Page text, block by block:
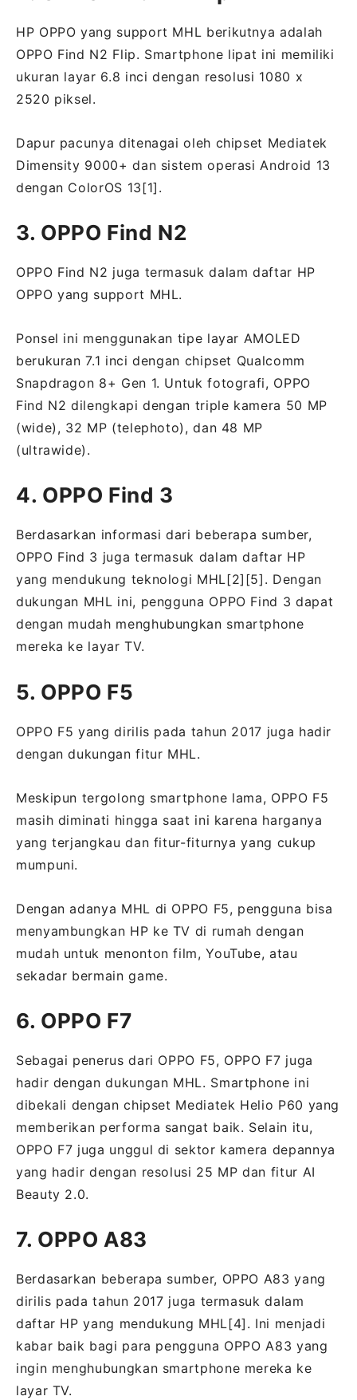
HP OPPO yang support MHL berikutnya adalah
OPPO Find N2 Flip. Smartphone lipat ini memiliki
ukuran layar 6.8 inci dengan resolusi 1080 x
2520 piksel.
Dapur pacunya ditenagai oleh chipset Mediatek
Dimensity 9000+ dan sistem operasi Android 13
dengan ColorOS 13[1].
3. OPPO Find N2
OPPO Find N2 juga termasuk dalam daftar HP
OPPO yang support MHL.
Ponsel ini menggunakan tipe layar AMOLED
berukuran 7.1 inci dengan chipset Qualcomm
Snapdragon 8+ Gen 1. Untuk fotografi, OPPO
Find N2 dilengkapi dengan triple kamera 50 MP
(wide), 32 MP (telephoto), dan 48 MP
(ultrawide).
4. OPPO Find 3
Berdasarkan informasi dari beberapa sumber,
OPPO Find 3 juga termasuk dalam daftar HP
yang mendukung teknologi MHL[2][5]. Dengan
dukungan MHL ini, pengguna OPPO Find 3 dapat
dengan mudah menghubungkan smartphone
mereka ke layar TV.
5. OPPO F5
OPPO F5 yang dirilis pada tahun 2017 juga hadir
dengan dukungan fitur MHL.
Meskipun tergolong smartphone lama, OPPO F5
masih diminati hingga saat ini karena harganya
yang terjangkau dan fitur-fiturnya yang cukup
mumpuni.
Dengan adanya MHL di OPPO F5, pengguna bisa
menyambungkan HP ke TV di rumah dengan
mudah untuk menonton film, YouTube, atau
sekadar bermain game.
6. OPPO F7
Sebagai penerus dari OPPO F5, OPPO F7 juga
hadir dengan dukungan MHL. Smartphone ini
dibekali dengan chipset Mediatek Helio P60 yang
memberikan performa sangat baik. Selain itu,
OPPO F7 juga unggul di sektor kamera depannya
yang hadir dengan resolusi 25 MP dan fitur AI
Beauty 2.0.
7. OPPO A83
Berdasarkan beberapa sumber, OPPO A83 yang
dirilis pada tahun 2017 juga termasuk dalam
daftar HP yang mendukung MHL[4]. Ini menjadi
kabar baik bagi para pengguna OPPO A83 yang
ingin menghubungkan smartphone mereka ke
layar TV.